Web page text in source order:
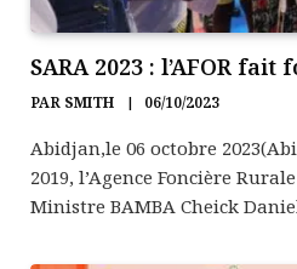
SARA 2023 : l’AFOR fait
PAR SMITH 06/10/2023
Abidjan,le 06 octobre
2019, l’Agence Foncière
Ministre BAMBA Cheick